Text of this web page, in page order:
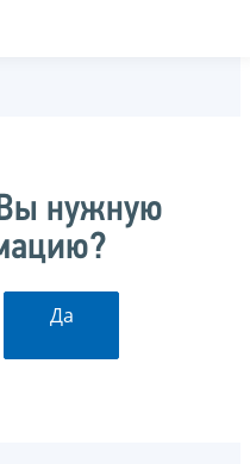
нужную
Да